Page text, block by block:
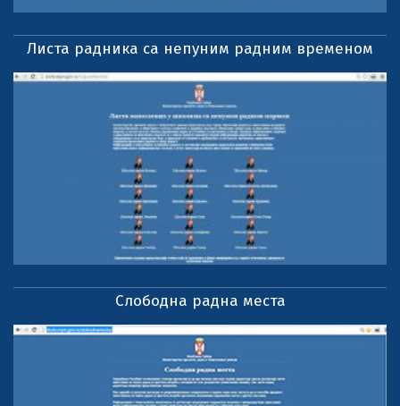
Листа радника са непуним радним временом
Слободна радна места